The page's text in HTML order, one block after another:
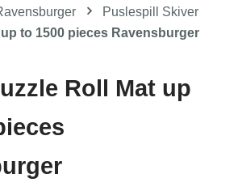
Puslespill Skiver
up to 1500 pieces Ravensburger
Roll Mat up